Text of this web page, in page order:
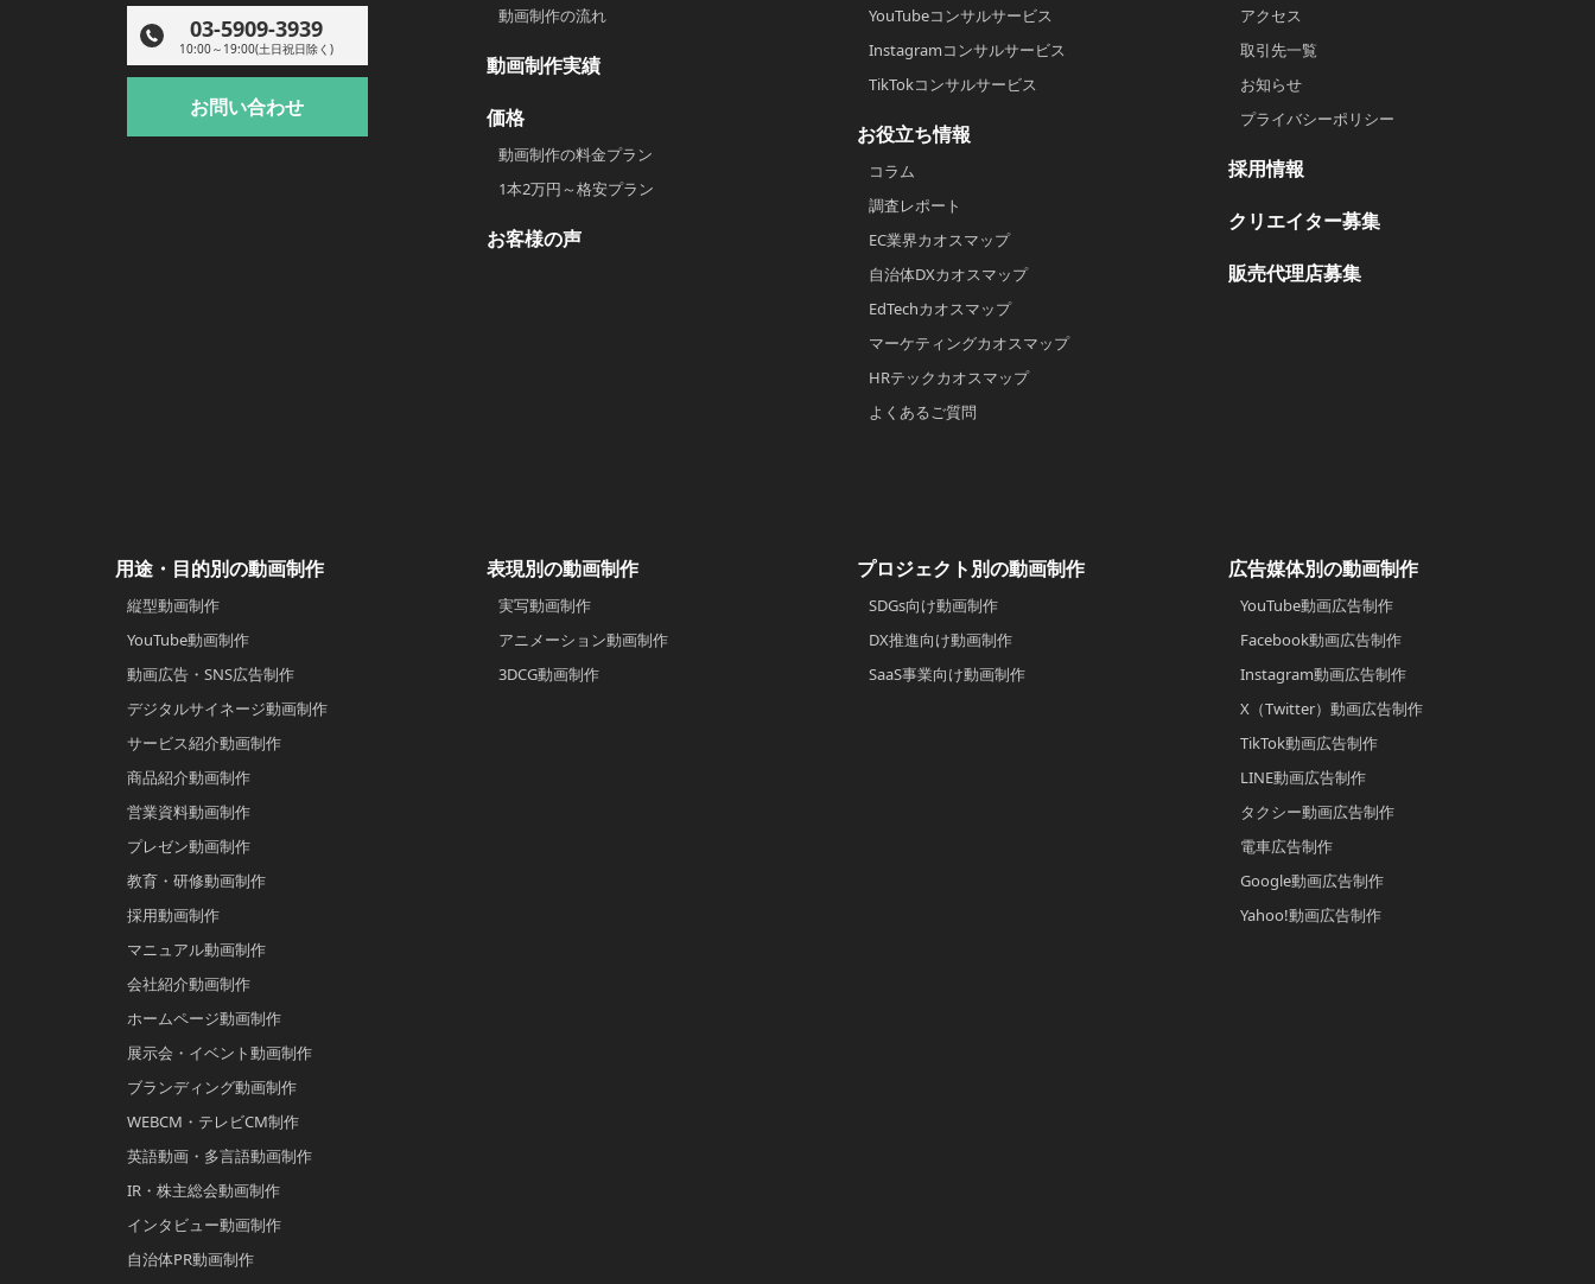
03-5909-3939
10:00～19:00(土日祝日除く)
お問い合わせ
動画制作の流れ
動画制作実績
価格
動画制作の料金プラン
1本2万円～格安プラン
お客様の声
YouTubeコンサルサービス
Instagramコンサルサービス
TikTokコンサルサービス
お役立ち情報
コラム
調査レポート
EC業界カオスマップ
自治体DXカオスマップ
EdTechカオスマップ
マーケティングカオスマップ
HRテックカオスマップ
よくあるご質問
アクセス
取引先一覧
お知らせ
プライバシーポリシー
採用情報
クリエイター募集
販売代理店募集
用途・目的別の動画制作
縦型動画制作
YouTube動画制作
動画広告・SNS広告制作
デジタルサイネージ動画制作
サービス紹介動画制作
商品紹介動画制作
営業資料動画制作
プレゼン動画制作
教育・研修動画制作
採用動画制作
マニュアル動画制作
会社紹介動画制作
ホームページ動画制作
展示会・イベント動画制作
ブランディング動画制作
WEBCM・テレビCM制作
英語動画・多言語動画制作
IR・株主総会動画制作
インタビュー動画制作
自治体PR動画制作
表現別の動画制作
実写動画制作
アニメーション動画制作
3DCG動画制作
プロジェクト別の動画制作
SDGs向け動画制作
DX推進向け動画制作
SaaS事業向け動画制作
広告媒体別の動画制作
YouTube動画広告制作
Facebook動画広告制作
Instagram動画広告制作
X（Twitter）動画広告制作
TikTok動画広告制作
LINE動画広告制作
タクシー動画広告制作
電車広告制作
Google動画広告制作
Yahoo!動画広告制作